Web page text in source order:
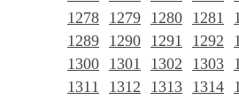
1278 1279 1280 1281
1289 1290 1291 1292
1300 1301 1302 1303
1311
1312 1313 1314